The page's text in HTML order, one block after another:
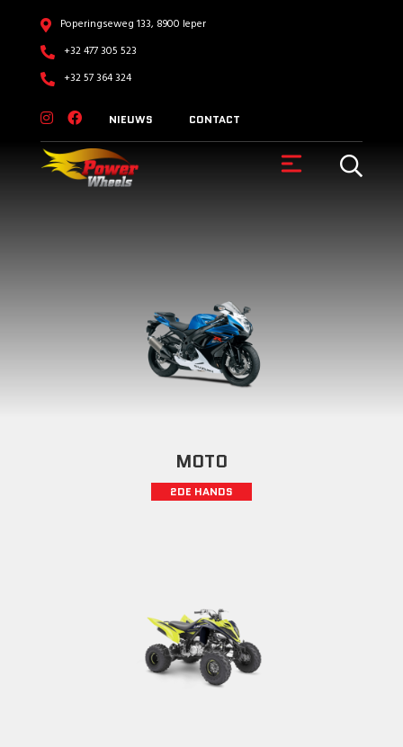
Poperingseweg 133, 8900 Ieper
+32 477 305 523
+32 57 364 324
NIEUWS CONTACT
MOTO
2DE HANDS